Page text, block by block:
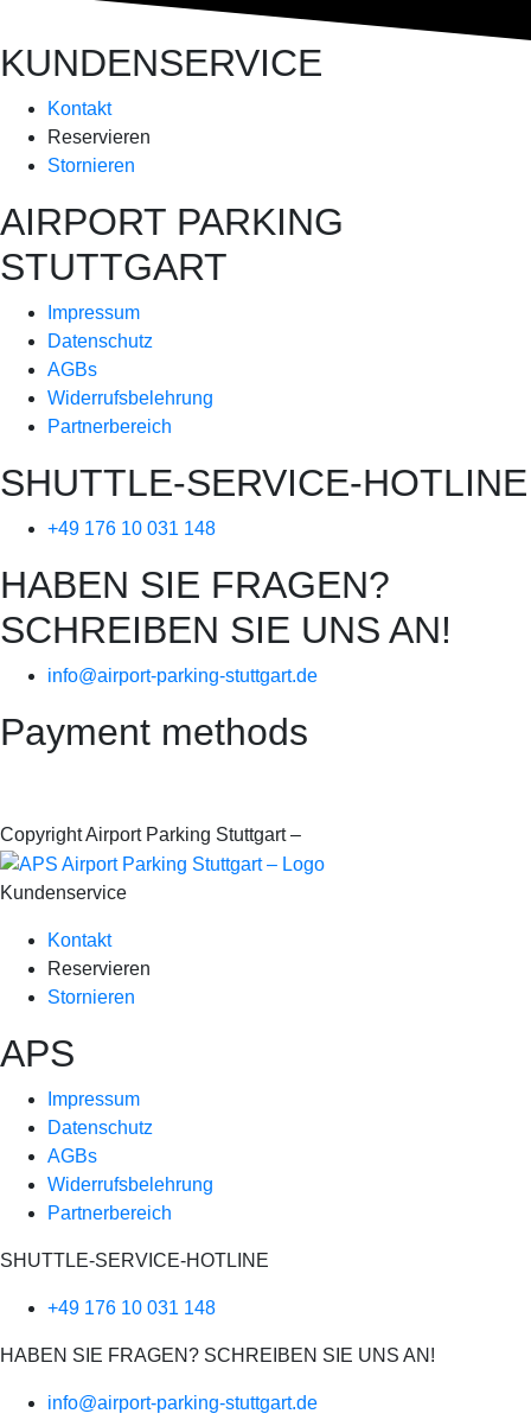
KUNDENSERVICE
Kontakt
Reservieren
Stornieren
AIRPORT PARKING
STUTTGART
Impressum
Datenschutz
AGBs
Widerrufsbelehrung
Partnerbereich
SHUTTLE-SERVICE-HOTLINE
+49 176 10 031 148
HABEN SIE FRAGEN?
SCHREIBEN SIE UNS AN!
info@airport-parking-stuttgart.de
Payment methods
Copyright Airport Parking Stuttgart –
Kundenservice
Kontakt
Reservieren
Stornieren
APS
Impressum
Datenschutz
AGBs
Widerrufsbelehrung
Partnerbereich
SHUTTLE-SERVICE-HOTLINE
+49 176 10 031 148
HABEN SIE FRAGEN? SCHREIBEN SIE UNS AN!
info@airport-parking-stuttgart.de